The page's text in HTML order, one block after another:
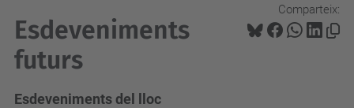
Comparteix:
Esdeveniments
futurs
Esdeveniments del lloc